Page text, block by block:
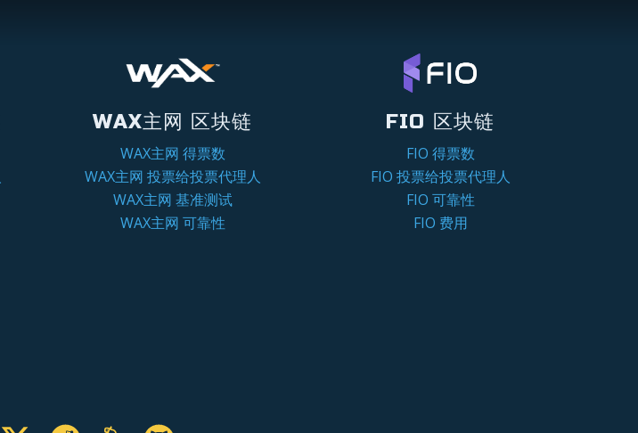
WAX主网 区块链
WAX主网 得票数
WAX主网 投票给投票代理人
WAX主网 基准测试
WAX主网 可靠性
FIO 区块链
FIO 得票数
FIO 投票给投票代理人
FIO 可靠性
FIO 费用